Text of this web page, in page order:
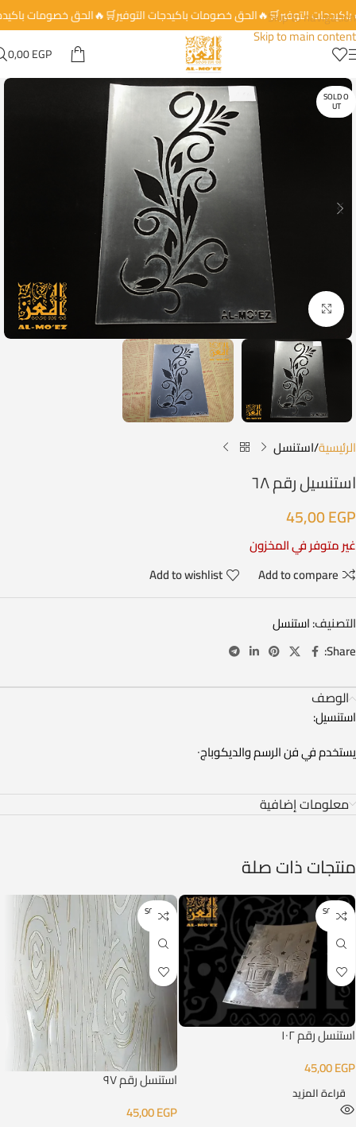
Skip to navigation
Skip to main content
التوفير🛒🔥الحق خصومات باكيدجات التوفير🛒🔥الحق خصومات
0,00EGP
SOLD O
UT
Click to enlarge
الرئيسية استنسل
استنسيل رقم ٦٨
45,00EGP
غير متوفر في المخزون
Add to compare
Add to wishlist
التصنيف:استنسل
Share:
الوصف
استنسيل:
يستخدم في فن الرسم والديكوباج٠
معلومات إضافية
منتجات ذات صلة
SOLD O
UT
استنسل رقم ١٠٢
45,00EGP
قراءة المزيد
SOLD O
UT
استنسل رقم ٩٧
45,00EGP